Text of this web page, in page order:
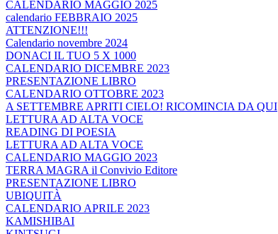
CALENDARIO MAGGIO 2025
calendario FEBBRAIO 2025
ATTENZIONE!!!
Calendario novembre 2024
DONACI IL TUO 5 X 1000
CALENDARIO DICEMBRE 2023
PRESENTAZIONE LIBRO
CALENDARIO OTTOBRE 2023
A SETTEMBRE APRITI CIELO! RICOMINCIA DA QUI
LETTURA AD ALTA VOCE
READING DI POESIA
LETTURA AD ALTA VOCE
CALENDARIO MAGGIO 2023
TERRA MAGRA il Convivio Editore
PRESENTAZIONE LIBRO
UBIQUITÀ
CALENDARIO APRILE 2023
KAMISHIBAI